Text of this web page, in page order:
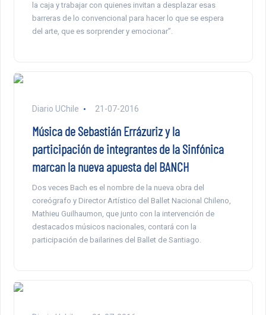
la caja y trabajar con quienes invitan a desplazar esas
barreras de lo convencional para hacer lo que se espera
del arte, que es sorprender y emocionar”.
Diario UChile 21-07-2016
Música de Sebastián Errázuriz y la
participación de integrantes de la Sinfónica
marcan la nueva apuesta del BANCH
Dos veces Bach es el nombre de la nueva obra del
coreógrafo y Director Artístico del Ballet Nacional Chileno,
Mathieu Guilhaumon, que junto con la intervención de
destacados músicos nacionales, contará con la
participación de bailarines del Ballet de Santiago.